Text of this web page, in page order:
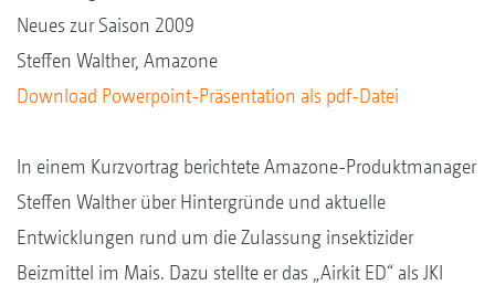
Neues zur Saison 2009
Steffen Walther, Amazone
Download Powerpoint-Präsentation als pdf-Datei
In einem Kurzvortrag berichtete Amazone-Produktmanager
Steffen Walther über Hintergründe und aktuelle
Entwicklungen rund um die Zulassung insektizider
Beizmittel im Mais. Dazu stellte er das „Airkit ED“ als JKI